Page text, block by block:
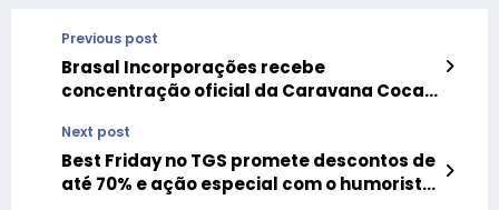
Previous post
Brasal Incorporações recebe
concentração oficial da Caravana Coca-
Next post
Best Friday no TGS promete descontos de
até 70% e ação especial com o humorista